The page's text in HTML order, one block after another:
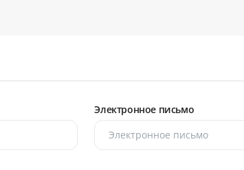
Электронное письмо